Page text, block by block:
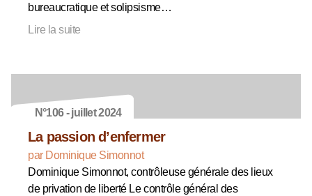
bureaucratique et solipsisme…
Lire la suite
N°106 - juillet 2024
La passion d’enfermer
par Dominique Simonnot
Dominique Simonnot, contrôleuse générale des lieux
de privation de liberté Le contrôle général des